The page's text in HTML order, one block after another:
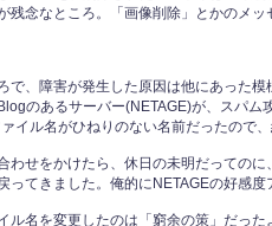
残念なところ。「画像削除」とかのメ
で、障害が発生した原因は他にあった模
のあるサーバー(NETAGE)が、スパム
イル名がひねりのない名前だったので
わせをかけたら、休日の未明だっての
ってきました。俺的にNETAGEの好感度
ル名を変更したのは「窮余の策」だっ